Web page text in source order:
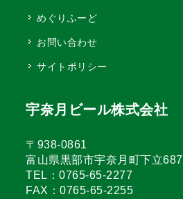
めぐりふーど
お問い合わせ
サイトポリシー
宇奈月ビール株式会社
〒938-0861
富山県黒部市宇奈月町下立687
TEL：0765-65-2277
FAX：0765-65-2255